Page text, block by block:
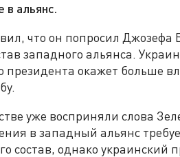
в альянс.
что он попросил Джозефа
западного альянса.
президента окажет больше
уже восприняли слова
в западный альянс
состав, однако украинский